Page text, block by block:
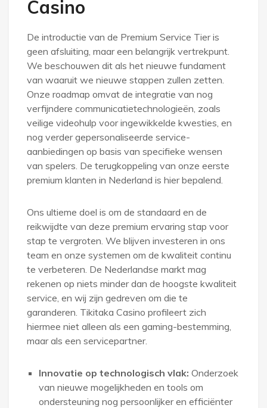
Casino
De introductie van de Premium Service Tier is
geen afsluiting, maar een belangrijk vertrekpunt.
We beschouwen dit als het nieuwe fundament
van waaruit we nieuwe stappen zullen zetten.
Onze roadmap omvat de integratie van nog
verfijndere communicatietechnologieën, zoals
veilige videohulp voor ingewikkelde kwesties, en
nog verder gepersonaliseerde service-
aanbiedingen op basis van specifieke wensen
van spelers. De terugkoppeling van onze eerste
premium klanten in Nederland is hier bepalend.
Ons ultieme doel is om de standaard en de
reikwijdte van deze premium ervaring stap voor
stap te vergroten. We blijven investeren in ons
team en onze systemen om de kwaliteit continu
te verbeteren. De Nederlandse markt mag
rekenen op niets minder dan de hoogste kwaliteit
service, en wij zijn gedreven om die te
garanderen. Tikitaka Casino profileert zich
hiermee niet alleen als een gaming-bestemming,
maar als een servicepartner.
Innovatie op technologisch vlak: Onderzoek
van nieuwe mogelijkheden en tools om
ondersteuning nog persoonlijker en efficiënter